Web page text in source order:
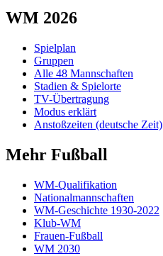
WM 2026
Spielplan
Gruppen
Alle 48 Mannschaften
Stadien & Spielorte
TV-Übertragung
Modus erklärt
Anstoßzeiten (deutsche Zeit)
Mehr Fußball
WM-Qualifikation
Nationalmannschaften
WM-Geschichte 1930-2022
Klub-WM
Frauen-Fußball
WM 2030